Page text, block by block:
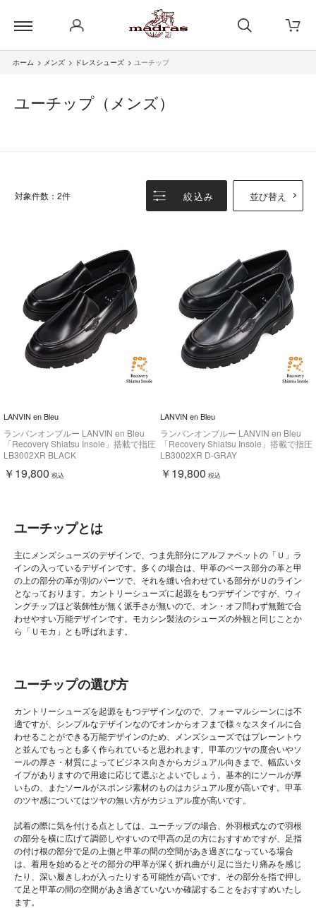
ホーム > メンズ > ドレスシューズ > ユーチップ
ユーチップ（メンズ）
対象件数：2件 絞込み 並び替え
LANVIN en Bleu
ランバンオンブルー LANVIN en Bleu
「Recovery Shiatsu Insole」搭載で指圧
効果により血行をよくする。ユーチップ
LB3002XR
LB3002XR BLACK
￥19,800 税込
LANVIN en Bleu
ランバンオンブルー LANVIN en Bleu
「Recovery Shiatsu Insole」搭載で指圧
効果により血行をよくする。ユーチップ
LB3002XR
LB3002XR D-GRAY
￥19,800 税込
ユーチップとは
主にメンズシューズのデザインで、つま先部分にアルファベットの「Ｕ」ラ
インの入っているデザインです。多くの場合は、甲革のベース部分の革と甲
の上の部分の革が別のパーツで、それを縫い合わせている部分がＵのライン
となっております。カントリーシューズに起源をもつデザインですが、ウィ
ングチップほど装飾性が無く派手さが無いので、オン・オフ問わず無難で合
わせやすい万能デザインです。モカシン製法のシューズの外観と同じことか
ら「Ｕモカ」とも呼ばれます。
ユーチップの選び方
カントリーシューズを起源をもつデザインなので、フォーマルシーンには不
適ですが、シンプルなデザインなのでオンからオフまで様々なスタイルに合
わせることができる万能デザインのため、メンズシューズではプレーントウ
と並んでもっとも多く作られていると思われます。甲革のツヤの度合いやソ
ールの厚さ・材質によってビジネス向きからカジュアル向きまで、幅広いタ
イプがありますので用途に応じて選ぶとよいでしょう。基本的にソールが厚
いもの、またソールがスポンジ素材のものはカジュアル度が高いです。甲革
のツヤ感についてはツヤの無い方がカジュアル度が高いです。
試着の際に気を付ける点としては、ユーチップの場合、外羽根式なので羽根
の部分を横に広げて調節しやすいので甲高の足の方におすすめですが、足指
の付け根の部分で足の上側と甲革の間の空間があき過ぎになっている場合
は、着用を始めるとその部分の甲革が深く折れ曲がり足に当たり痛みを感じ
たり、深い履きしわが入ったりする可能性が高いです。その部分を指で押し
て足と甲革の間の空間があき過ぎていないか確認することをおすすめいたし
ます。